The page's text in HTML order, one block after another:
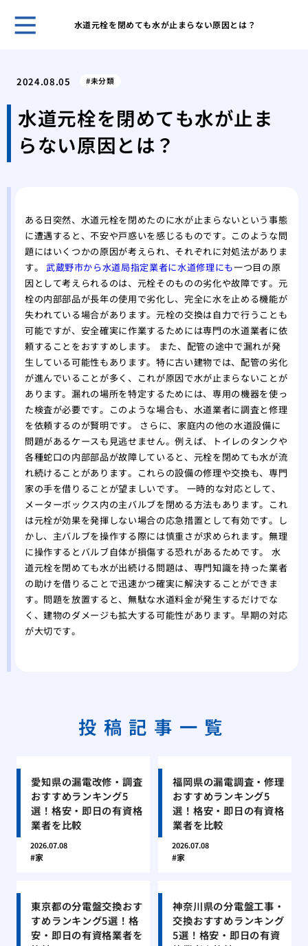
水道元栓を閉めても水が止まらない原因とは？
高
2024.08.05 未分類
水道元栓を閉めても水が止ま
らない原因とは？
ある日突然、水道元栓を閉めたのに水が止まらないという事態
に遭遇すると、不安や戸惑いを感じるものです。このような問
題にはいくつかの原因が考えられ、それぞれに対処法がありま
す。 武蔵野市から水道局指定業者に水道修理にも一つ目の原
因として考えられるのは、元栓そのものの劣化や故障です。元
栓の内部部品が長年の使用で劣化し、完全に水を止める機能が
失われている場合があります。元栓の交換は自力で行うことも
可能ですが、安全確実に作業するためには専門の水道業者に依
頼することをおすすめします。 また、配管の途中で漏れが発
生している可能性もあります。特に古い建物では、配管の劣化
が進んでいることが多く、これが原因で水が止まらないことが
あります。漏れの場所を特定するためには、専用の機器を使っ
た検査が必要です。このような場合も、水道業者に調査と修理
を依頼するのが賢明です。 さらに、家庭内の他の水道設備に
問題があるケースも見逃せません。例えば、トイレのタンクや
各種蛇口の内部部品が故障していると、元栓を閉めても水が流
れ続けることがあります。これらの設備の修理や交換も、専門
家の手を借りることが望ましいです。 一時的な対応として、
メーターボックス内の主バルブを閉める方法もあります。これ
は元栓が効果を発揮しない場合の応急措置として有効です。し
かし、主バルブを操作する際には慎重さが求められます。無理
に操作するとバルブ自体が損傷する恐れがあるためです。 水
道元栓を閉めても水が出続ける問題は、専門知識を持った業者
の助けを借りることで迅速かつ確実に解決することができま
す。問題を放置すると、無駄な水道料金が発生するだけでな
く、建物のダメージも拡大する可能性があります。早期の対応
が大切です。
投稿記事一覧
愛知県の漏電改修・調査
おすすめランキング5
選！格安・即日の有資格
業者を比較
2026.07.08
家
福岡県の漏電調査・修理
おすすめランキング5
選！格安・即日の有資格
業者を比較
2026.07.08
家
東京都の分電盤交換おす
すめランキング5選！格
安・即日の有資格業者を
神奈川県の分電盤工事・
交換おすすめランキング
5選！格安・即日の有資